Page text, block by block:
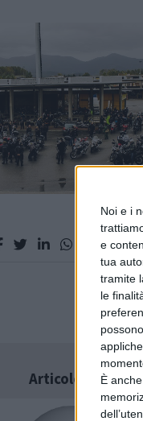
Noi e i
e
tua
tramite
le
È
Articolo